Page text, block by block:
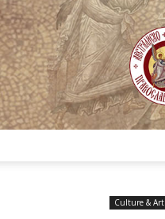
Culture & Art